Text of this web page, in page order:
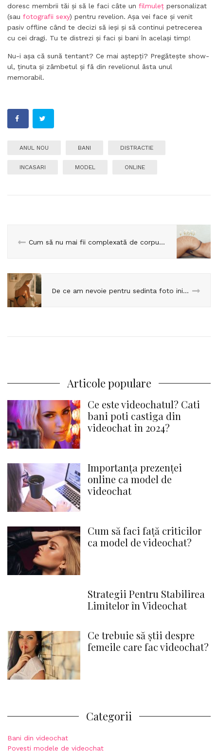
doresc membrii tăi și să le faci câte un filmuleț personalizat
(sau fotografii sexy) pentru revelion. Așa vei face și venit
pasiv offline când te decizi să ieși și să continui petrecerea
cu cei dragi. Tu te distrezi și faci și bani în același timp!
Nu-i așa că sună tentant? Ce mai aștepți? Pregătește show-
ul, ținuta și zâmbetul și fă din revelionul ăsta unul
memorabil.
ANUL NOU BANI DISTRACTIE
INCASARI MODEL ONLINE
Cum să nu mai fii complexată de corpul tău
De ce am nevoie pentru sedinta foto initiala?
Articole populare
Ce este videochatul? Cati
bani poti castiga din
videochat in 2024?
Importanța prezenței
online ca model de
videochat
Cum să faci față criticilor
ca model de videochat?
Strategii Pentru Stabilirea
Limitelor în Videochat
Ce trebuie să știi despre
femeile care fac videochat?
Categorii
Bani din videochat
Povesti modele de videochat